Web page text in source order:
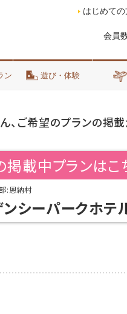
会員
はじめての
ン 遊び・体験
、ご希望のプランの掲載
掲載中プランはこ
:恩納村
ンシーパークホテ